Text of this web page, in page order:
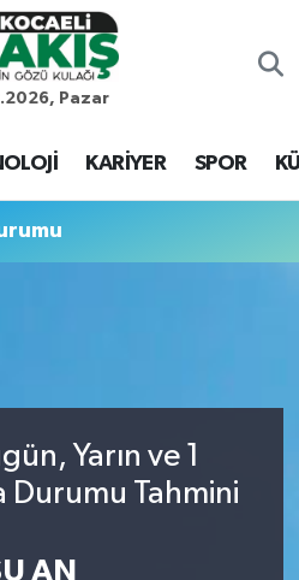
Pazar
KARİYER SPOR
Yarın ve 1
Durumu Tahmini
AN